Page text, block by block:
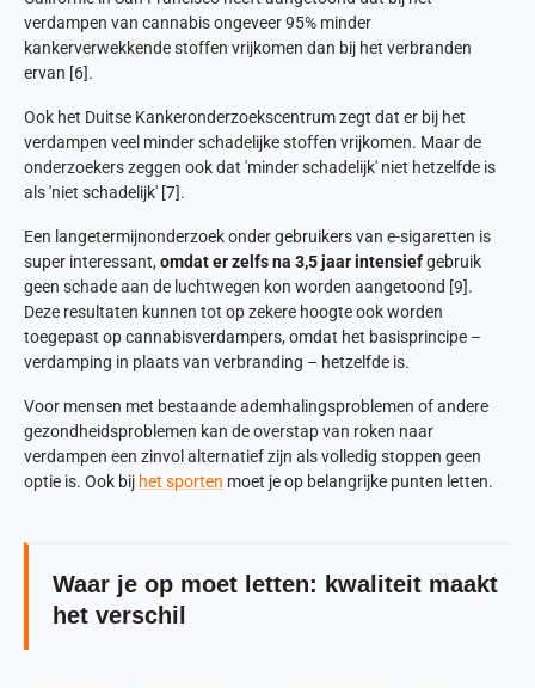
verdampen van cannabis ongeveer 95% minder
kankerverwekkende stoffen vrijkomen dan bij het verbranden
ervan [6].
Ook het Duitse Kankeronderzoekscentrum zegt dat er bij het
verdampen veel minder schadelijke stoffen vrijkomen. Maar de
onderzoekers zeggen ook dat 'minder schadelijk' niet hetzelfde is
als 'niet schadelijk' [7].
Een langetermijnonderzoek onder gebruikers van e-sigaretten is
super interessant, omdat er zelfs na 3,5 jaar intensiefgebruik
geen schade aan de luchtwegen kon worden aangetoond [9].
Deze resultaten kunnen tot op zekere hoogte ook worden
toegepast op cannabisverdampers, omdat het basisprincipe –
verdamping in plaats van verbranding – hetzelfde is.
Voor mensen met bestaande ademhalingsproblemen of andere
gezondheidsproblemen kan de overstap van roken naar
verdampen een zinvol alternatief zijn als volledig stoppen geen
optie is. Ook bij het sporten moet je op belangrijke punten letten.
Waar je op moet letten: kwaliteit maakt
het verschil